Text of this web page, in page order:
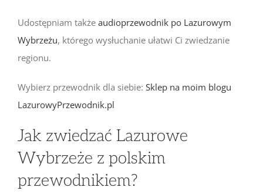
Udostępniam także audioprzewodnik po Lazurowym
Wybrzeżu, którego wysłuchanie ułatwi Ci zwiedzanie
regionu.
Wybierz przewodnik dla siebie: Sklep na moim blogu
LazurowyPrzewodnik.pl
Jak zwiedzać Lazurowe
Wybrzeże z polskim
przewodnikiem?